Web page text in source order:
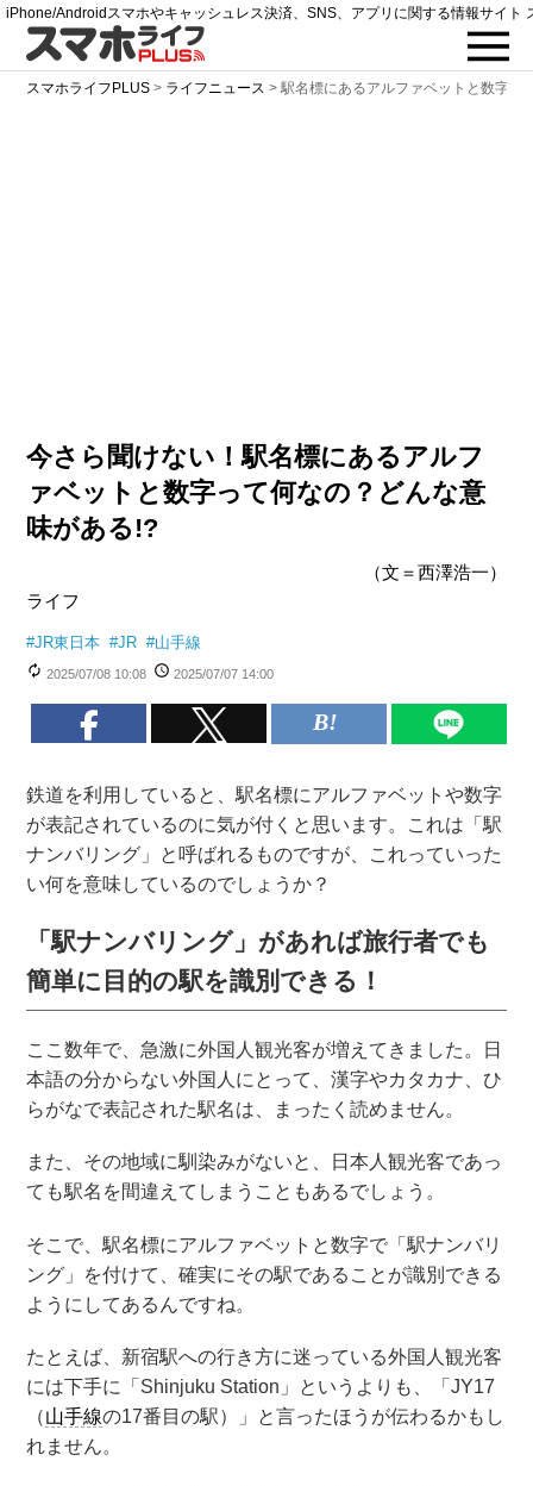
iPhone/Androidスマホやキャッシュレス決済、SNS、アプリに関する情報サイト
スマホライフPLUS > ライフニュース >駅名標にあるアルファベットと数字っ
今さら聞けない！駅名標にあるアルフ
ァベットと数字って何なの？どんな意
味がある!?
（文＝西澤浩一）
ライフ
#JR東日本 #JR #山手線
2025/07/08 10:08 2025/07/07 14:00
鉄道を利用していると、駅名標にアルファベットや数字
が表記されているのに気が付くと思います。これは「駅
ナンバリング」と呼ばれるものですが、これっていった
い何を意味しているのでしょうか？
「駅ナンバリング」があれば旅行者でも
簡単に目的の駅を識別できる！
ここ数年で、急激に外国人観光客が増えてきました。日
本語の分からない外国人にとって、漢字やカタカナ、ひ
らがなで表記された駅名は、まったく読めません。
また、その地域に馴染みがないと、日本人観光客であっ
ても駅名を間違えてしまうこともあるでしょう。
そこで、駅名標にアルファベットと数字で「駅ナンバリ
ング」を付けて、確実にその駅であることが識別できる
ようにしてあるんですね。
たとえば、新宿駅への行き方に迷っている外国人観光客
には下手に「Shinjuku Station」というよりも、「JY17
（山手線の17番目の駅）」と言ったほうが伝わるかもし
れません。